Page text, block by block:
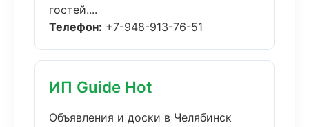
гостей....
Телефон: +7-948-913-76-51
ИП Guide Hot
Объявления и доски в Челябинск